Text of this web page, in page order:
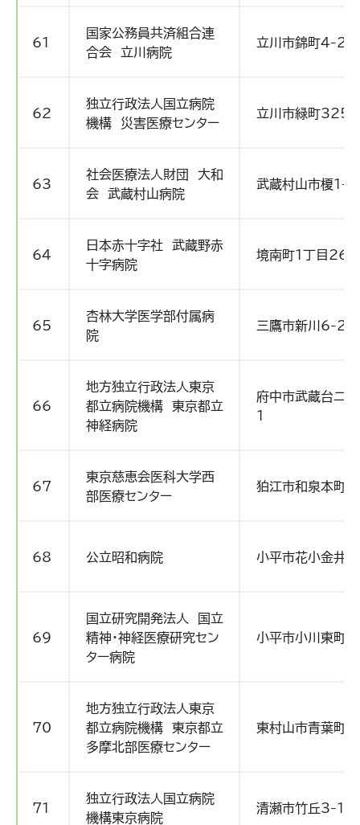
61
国家公務員共済組合連
合会 立川病院
立川市錦町4-2-
62
独立行政法人国立病院
機構 災害医療センター
立川市緑町3256
63
社会医療法人財団 大和
会 武蔵村山病院
武蔵村山市榎1-
64
日本赤十字社 武蔵野赤
十字病院
境南町1丁目26-
65
杏林大学医学部付属病
院
三鷹市新川6-
66
地方独立行政法人東京
都立病院機構 東京都立
神経病院
府中市武蔵台二
１
67
東京慈恵会医科大学西
部医療センター
狛江市和泉本町
68 公立昭和病院 小平市花小金井
69
国立研究開発法人 国立
精神・神経医療研究セン
ター病院
小平市小川東町
70
地方独立行政法人東京
都立病院機構 東京都立
多摩北部医療センター
東村山市青葉町
71
独立行政法人国立病院
機構東京病院
清瀬市竹丘3-1-1